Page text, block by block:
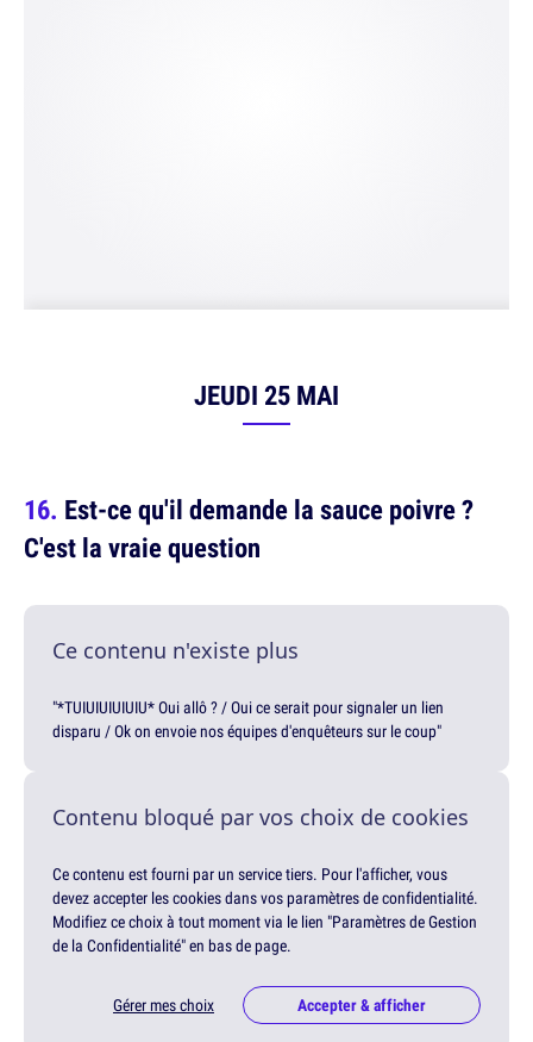
JEUDI 25 MAI
Est-ce qu'il demande la sauce poivre ?
C'est la vraie question
Ce contenu n'existe plus
"*TUIUIUIUIUIU* Oui allô ? / Oui ce serait pour signaler un lien
disparu / Ok on envoie nos équipes d'enquêteurs sur le coup"
Contenu bloqué par vos choix de cookies
Ce contenu est fourni par un service tiers. Pour l'afficher, vous
devez accepter les cookies dans vos paramètres de confidentialité.
Modifiez ce choix à tout moment via le lien "Paramètres de Gestion
de la Confidentialité" en bas de page.
Gérer mes choix Accepter & afficher